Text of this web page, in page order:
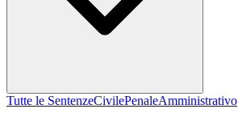
Tutte le SentenzeCivilePenaleAmministrativo